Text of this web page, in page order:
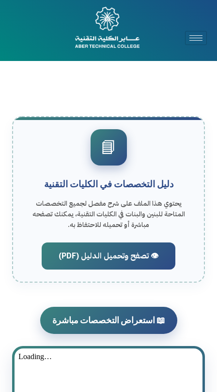
📘
دليل التخصصات في الكليات التقنية
يحتوي هذا الملف على شرح مفصل لجميع التخصصات
المتاحة للبنين والبنات في الكليات التقنية، يمكنك تصفحه
مباشرة أو تحميله للاحتفاظ به.
👁️ تصفح وتحميل الدليل (PDF)
📖 استعراض التخصصات مباشرة